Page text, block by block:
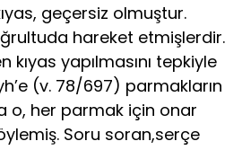
geçersiz olmuştur.
hareket etmişlerdir.
kıyas yapılmasını tepkiyle
(v. 78/697) parmakların
o, her parmak için onar
Soru soran,serçe